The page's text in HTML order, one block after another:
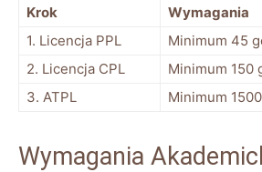
Krok
Wymagania
1. Licencja PPL
Minimum 45
2. Licencja CPL
Minimum 150
3. ATPL
Minimum
Wymagania